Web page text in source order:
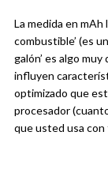
La medida en mAh
combustible’ (es
galón’ es algo
influyen
optimizado que
procesador
que usted usa